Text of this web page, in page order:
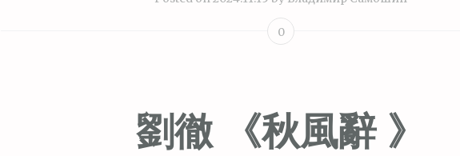
0
劉徹 《秋風辭 》